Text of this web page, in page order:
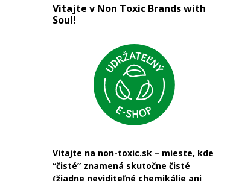
Vitajte v Non Toxic Brands with
Soul!
Vitajte na non-toxic.sk – mieste, kde
“čisté” znamená skutočne čisté
(žiadne neviditeľné chemikálie ani